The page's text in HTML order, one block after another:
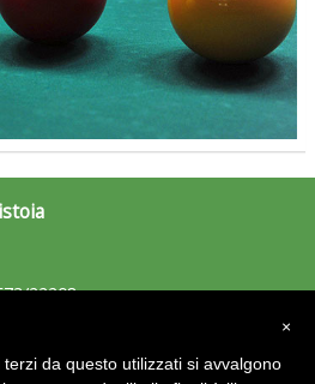
ma prosegue anche in estate
22208
×
da questo utilizzati si avvalgono